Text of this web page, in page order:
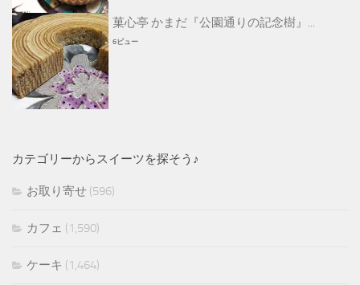
菓心亭 かまだ『公園通りの記念樹』...
6ビュー
カテゴリーからスイーツを探そう♪
お取り寄せ (596)
カフェ (1,590)
ケーキ (1,464)